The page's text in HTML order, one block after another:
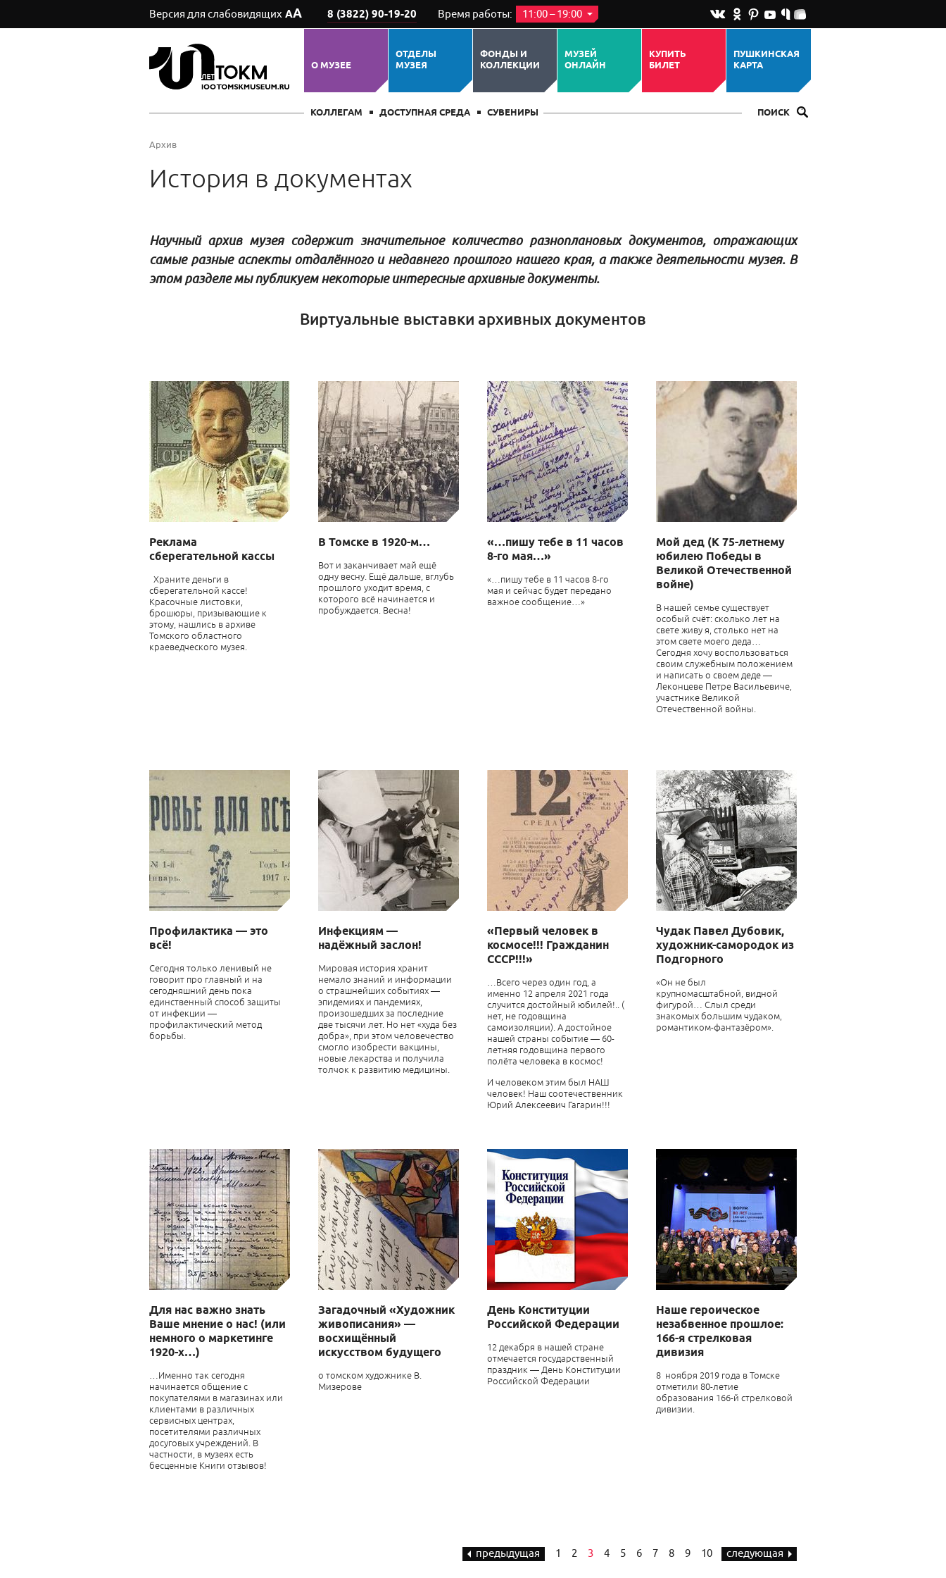
Версия для слабовидящих АА 8 (3822) 90-19-20 Время работы: 11:00 – 19:00
О МУЗЕЕ
ОТДЕЛЫ
МУЗЕЯ
ФОНДЫ И
КОЛЛЕКЦИИ
МУЗЕЙ
ОНЛАЙН
КУПИТЬ
БИЛЕТ
ПУШКИНСКАЯ
КАРТА
КОЛЛЕГАМ ДОСТУПНАЯ СРЕДА СУВЕНИРЫ ПОИСК
Архив
История в документах
Научный архив музея содержит значительное количество разноплановых документов, отражающих
самые разные аспекты отдалённого и недавнего прошлого нашего края, а также деятельности музея. В
этом разделе мы публикуем некоторые интересные архивные документы.
Виртуальные выставки архивных документов
Реклама
сберегательной кассы
Храните деньги в
сберегательной кассе!
Красочные листовки,
брошюры, призывающие к
этому, нашлись в архиве
Томского областного
краеведческого музея.
В Томске в 1920-м…
Вот и заканчивает май ещё
одну весну. Ещё дальше, вглубь
прошлого уходит время, с
которого всё начинается и
пробуждается. Весна!
«…пишу тебе в 11 часов
8-го мая…»
«…пишу тебе в 11 часов 8-го
мая и сейчас будет передано
важное сообщение…»
Мой дед (К 75-летнему
юбилею Победы в
Великой Отечественной
войне)
В нашей семье существует
особый счёт: сколько лет на
свете живу я, столько нет на
этом свете моего деда…
Сегодня хочу воспользоваться
своим служебным положением
и написать о своем деде —
Леконцеве Петре Васильевиче,
участнике Великой
Отечественной войны.
Профилактика — это
всё!
Сегодня только ленивый не
говорит про главный и на
сегодняшний день пока
единственный способ защиты
от инфекции —
профилактический метод
борьбы.
Инфекциям —
надёжный заслон!
Мировая история хранит
немало знаний и информации
о страшнейших событиях —
эпидемиях и пандемиях,
произошедших за последние
две тысячи лет. Но нет «худа без
добра», при этом человечество
смогло изобрести вакцины,
новые лекарства и получила
толчок к развитию медицины.
«Первый человек в
космосе!!! Гражданин
СССР!!!»
…Всего через один год, а
именно 12 апреля 2021 года
случится достойный юбилей!.. (
нет, не годовщина
самоизоляции). А достойное
нашей страны событие — 60-
летняя годовщина первого
полёта человека в космос!
И человеком этим был НАШ
человек! Наш соотечественник
Юрий Алексеевич Гагарин!!!
Чудак Павел Дубовик,
художник-самородок из
Подгорного
«Он не был
крупномасштабной, видной
фигурой… Слыл среди
знакомых большим чудаком,
романтиком-фантазёром».
Для нас важно знать
Ваше мнение о нас! (или
немного о маркетинге
1920-х…)
…Именно так сегодня
начинается общение с
покупателями в магазинах или
клиентами в различных
сервисных центрах,
посетителями различных
досуговых учреждений. В
частности, в музеях есть
бесценные Книги отзывов!
Загадочный «Художник
живописания» —
восхищённый
искусством будущего
о томском художнике В.
Мизерове
День Конституции
Российской Федерации
12 декабря в нашей стране
отмечается государственный
праздник — День Конституции
Российской Федерации
Наше героическое
незабвенное прошлое:
166-я стрелковая
дивизия
8 ноября 2019 года в Томске
отметили 80-летие
образования 166-й стрелковой
дивизии.
предыдущая 1 2 3 4 5 6 7 8 9 10 следующая